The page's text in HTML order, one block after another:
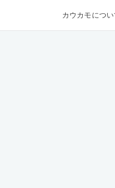
カウカモについ